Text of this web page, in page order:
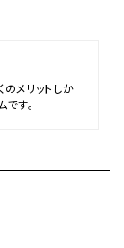
メリットしか
す。